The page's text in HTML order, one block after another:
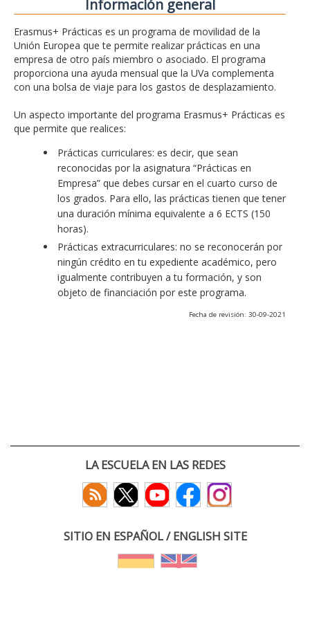
Información general
Erasmus+ Prácticas es un programa de movilidad de la
Unión Europea que te permite realizar prácticas en una
empresa de otro país miembro o asociado. El programa
proporciona una ayuda mensual que la UVa complementa
con una bolsa de viaje para los gastos de desplazamiento.
Un aspecto importante del programa Erasmus+ Prácticas es
que permite que realices:
Prácticas curriculares: es decir, que sean
reconocidas por la asignatura “Prácticas en
Empresa” que debes cursar en el cuarto curso de
los grados. Para ello, las prácticas tienen que tener
una duración mínima equivalente a 6 ECTS (150
horas).
Prácticas extracurriculares: no se reconocerán por
ningún crédito en tu expediente académico, pero
igualmente contribuyen a tu formación, y son
objeto de financiación por este programa.
Fecha de revisión: 30-09-2021
LA ESCUELA EN LAS REDES
SITIO EN ESPAÑOL / ENGLISH SITE